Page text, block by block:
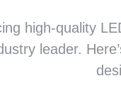
high-quality
leader.